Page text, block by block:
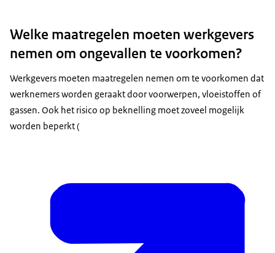
Welke maatregelen moeten werkgevers
nemen om ongevallen te voorkomen?
Werkgevers moeten maatregelen nemen om te voorkomen dat
werknemers worden geraakt door voorwerpen, vloeistoffen of
gassen. Ook het risico op beknelling moet zoveel mogelijk
worden beperkt (